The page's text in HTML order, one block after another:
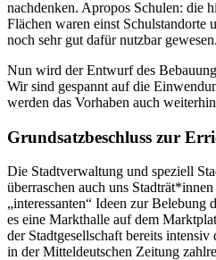
nachdenken. Apropos Schulen: die
Flächen waren einst Schulstandorte
noch sehr gut dafür nutzbar gewesen.
Nun wird der Entwurf des
Wir sind gespannt auf die
werden das Vorhaben auch
Grundsatzbeschluss zur
Die Stadtverwaltung und speziell
überraschen auch uns
„interessanten“ Ideen zur Belebung
es eine Markthalle auf dem
der Stadtgesellschaft bereits
in der Mitteldeutschen Zeitung